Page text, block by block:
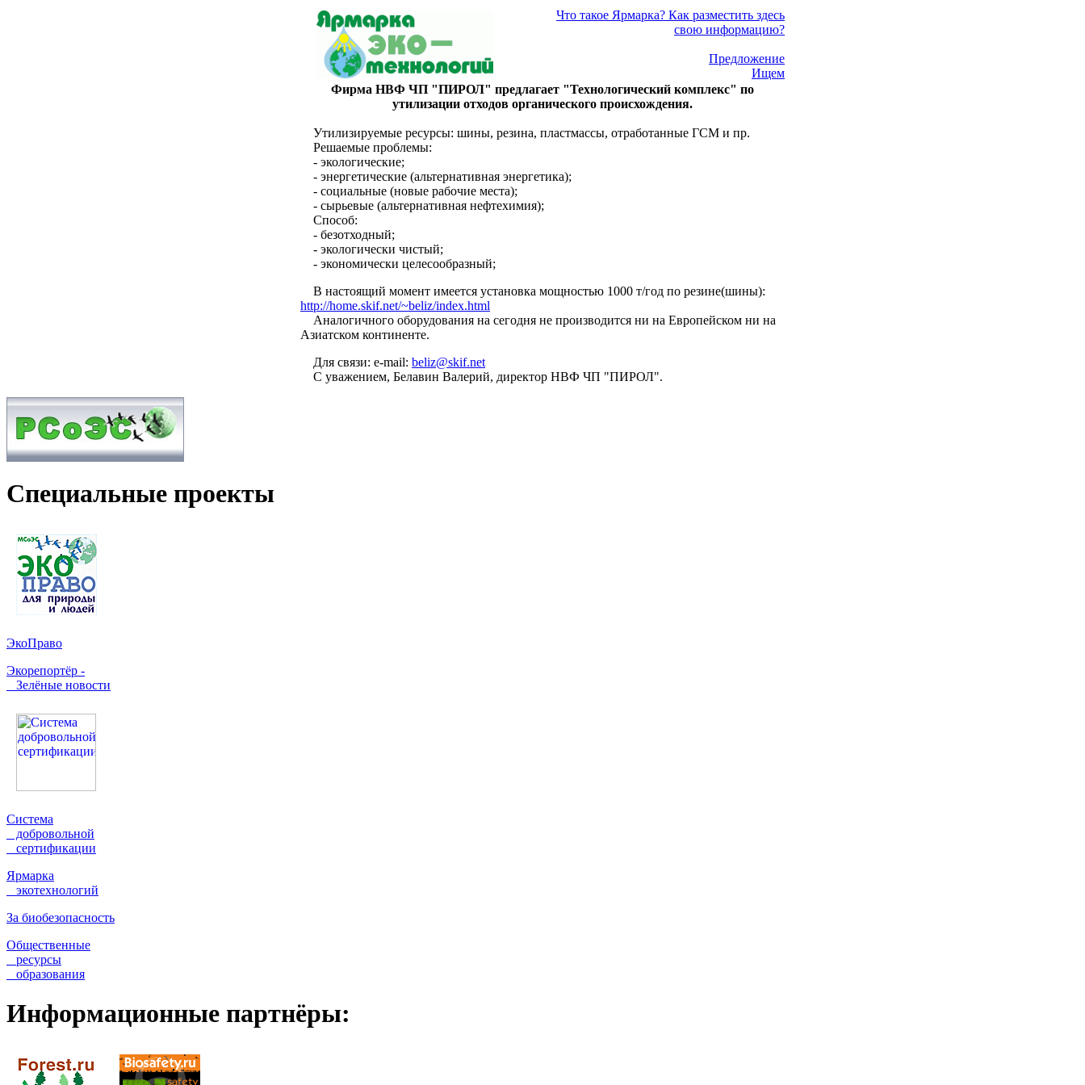
Что такое Ярмарка? Как разместить здесь
свою информацию?
Предложение
Ищем
Фирма НВФ ЧП "ПИРОЛ" предлагает "Технологический комплекс" по
утилизации отходов органического происхождения.
Утилизируемые ресурсы: шины, резина, пластмассы, отработанные ГСМ и пр.
Решаемые проблемы:
- экологические;
- энергетические (альтернативная энергетика);
- социальные (новые рабочие места);
- сырьевые (альтернативная нефтехимия);
Способ:
- безотходный;
- экологически чистый;
- экономически целесообразный;
В настоящий момент имеется установка мощностью 1000 т/год по резине(шины):
http://home.skif.net/~beliz/index.html
Аналогичного оборудования на сегодня не производится ни на Европейском ни на
Азиатском континенте.
Для связи: e-mail: beliz@skif.net
С уважением, Белавин Валерий, директор НВФ ЧП "ПИРОЛ".
Специальные проекты
ЭкоПраво
Экорепортёр -
Зелёные новости
Система
добровольной
сертификации
Ярмарка
экотехнологий
За биобезопасность
Общественные
ресурсы
образования
Информационные партнёры: